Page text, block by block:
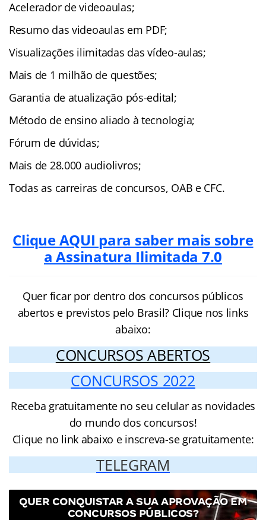
Acelerador de videoaulas;
Resumo das videoaulas em PDF;
Visualizações ilimitadas das vídeo-aulas;
Mais de 1 milhão de questões;
Garantia de atualização pós-edital;
Método de ensino aliado à tecnologia;
Fórum de dúvidas;
Mais de 28.000 audiolivros;
Todas as carreiras de concursos, OAB e CFC.
Clique AQUI para saber mais sobre
a Assinatura Ilimitada 7.0
Quer ficar por dentro dos concursos públicos
abertos e previstos pelo Brasil? Clique nos links
abaixo:
CONCURSOS ABERTOS
CONCURSOS 2022
Receba gratuitamente no seu celular as novidades
do mundo dos concursos!
Clique no link abaixo e inscreva-se gratuitamente:
TELEGRAM
QUER CONQUISTAR A SUA APROVAÇÃO EM
CONCURSOS PÚBLICOS?